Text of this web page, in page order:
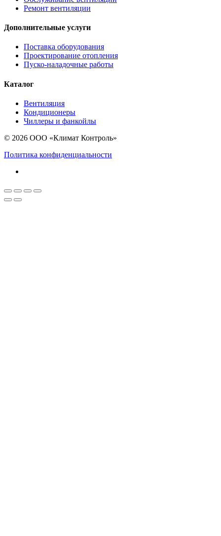
Ремонт вентиляции
Дополнительные услуги
Поставка оборудования
Проектирование отопления
Пуско-наладочные работы
Каталог
Вентиляция
Кондиционеры
Чиллеры и фанкойлы
© 2026 ООО «Климат Контроль»
Политика конфиденциальности